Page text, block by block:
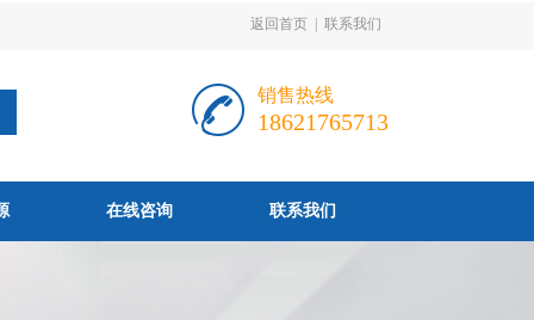
返回首页 联系我们
销售热线
18621765713
在线咨询 联系我们